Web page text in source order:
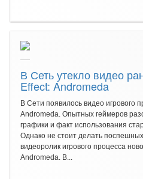
В Сеть утекло видео
Effect: Andromeda
В Сети появилось видео игрового
Andromeda. Опытных геймеров
графики и факт использования
Однако не стоит делать
видеоролик игрового процесса
Andromeda. В...